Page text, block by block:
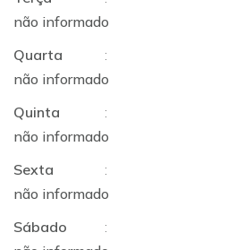
não informado
Quarta
:
não informado
Quinta
:
não informado
Sexta
:
não informado
Sábado
: